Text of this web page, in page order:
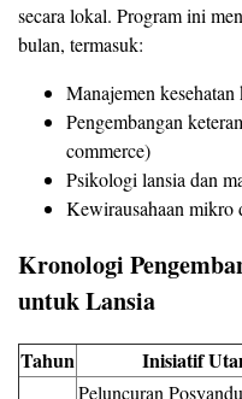
secara lokal. Program ini
bulan, termasuk:
Manajemen
Pengembangan
commerce)
Psikologi lansia dan
Kewirausahaan mikro
Kronologi
untuk Lansia
Tahun Inisiatif
Peluncuran